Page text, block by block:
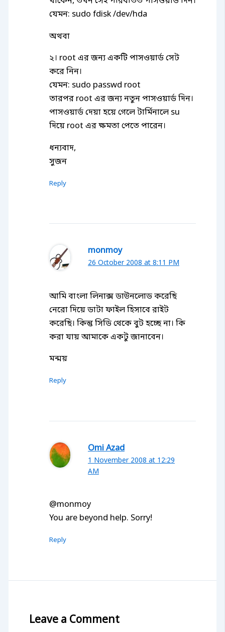
যেমন: sudo fdisk /dev/hda
অথবা
২। root এর জন্য একটি পাসওয়ার্ড সেট
করে নিন।
যেমন: sudo passwd root
তারপর root এর জন্য নতুন পাসওয়ার্ড দিন।
পাসওয়ার্ড দেয়া হয়ে গেলে টার্মিনালে su
দিয়ে root এর ক্ষমতা পেতে পারেন।
ধন্যবাদ,
সুজন
Reply
monmoy
26 October 2008 at 8:11 PM
আমি বাংলা লিনাক্স ডাউনলোড করেছি
নেরো দিয়ে ডাটা ফাইল হিসাবে রাইট
করেছি। কিন্তু সিডি থেকে বুট হচ্ছে না। কি
করা যায় আমাকে একটু জানাবেন।
মন্ময়
Reply
Omi Azad
1 November 2008 at 12:29
AM
@monmoy
You are beyond help. Sorry!
Reply
Leave a Comment